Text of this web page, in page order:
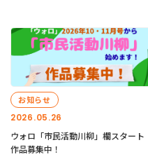
2026.05.26
お知らせ
ウォロ「市民活動川柳」欄スタート
作品募集中！